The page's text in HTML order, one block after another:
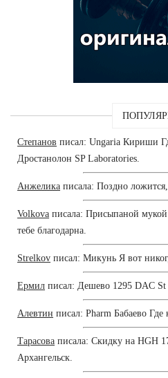
Степанов писал: Ungaria Кириши
Дростанолон SP Laboratories.
Анжелика писала: Поздно
Volkova писала: Присыпаной
тебе благодарна.
Strelkov писал: Микунь Я вот
Ермил писал: Дешево 1295 DAC St
Алевтин писал: Pharm Бабаево Где
Тарасова писала: Скидку на HGH
Архангельск.